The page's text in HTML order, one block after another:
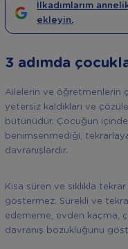
İlkadımlarım
ekleyin.
3 adımda
Ailelerin ve öğretmenlerin
yetersiz kaldıkları ve
bütünüdür. Çocuğun
benimsenmediği,
davranışlardır.
Kısa süren ve sıklıkla
göstermez. Sürekli ve
edememe, evden kaçma,
davranış bozukluğunu